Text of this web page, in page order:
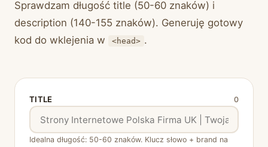
Sprawdzam długość title (50-60 znaków) i
description (140-155 znaków). Generuję gotowy
kod do wklejenia w
<head> .
TITLE 0
Idealna długość: 50-60 znaków. Klucz słowo + brand na